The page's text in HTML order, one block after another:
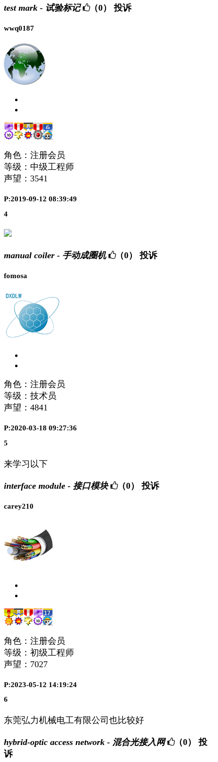
test mark - 试验标记 （0） 投诉
wwq0187
角色：注册会员
等级：中级工程师
声望： 3541
P:2019-09-12 08:39:49
4
manual coiler - 手动成圈机 （0） 投诉
fomosa
角色：注册会员
等级：技术员
声望： 4841
P:2020-03-18 09:27:36
5
来学习以下
interface module - 接口模块 （0） 投诉
carey210
角色：注册会员
等级：初级工程师
声望： 7027
P:2023-05-12 14:19:24
6
东莞弘力机械电工有限公司也比较好
hybrid-optic access network - 混合光接入网 （0）
投
诉